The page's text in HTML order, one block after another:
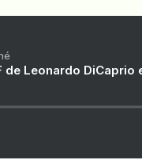
de Leonardo